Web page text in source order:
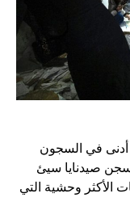
أو أدنى في السجون
صيدنايا سيئ
الأكثر وحشية التي